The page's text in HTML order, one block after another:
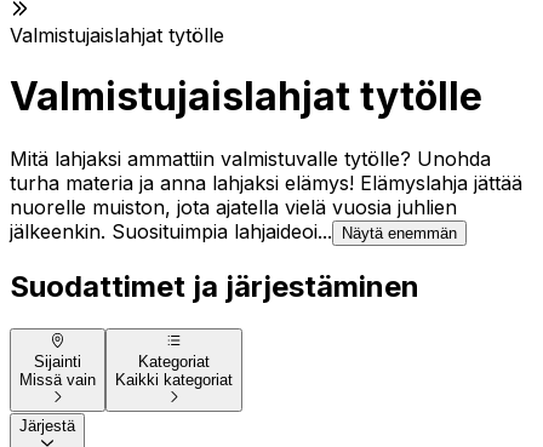
Valmistujaislahjat tytölle
Valmistujaislahjat tytölle
Mitä lahjaksi ammattiin valmistuvalle tytölle? Unohda
turha materia ja anna lahjaksi elämys! Elämyslahja jättää
nuorelle muiston, jota ajatella vielä vuosia juhlien
jälkeenkin. Suosituimpia lahjaideoi...
Näytä enemmän
Suodattimet ja järjestäminen
Sijainti
Missä vain
Kategoriat
Kaikki kategoriat
Järjestä